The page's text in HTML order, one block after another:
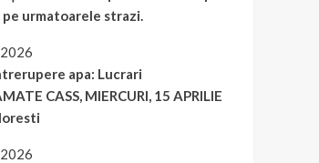
urmatoarele strazi.
apa: Lucrari
CASS, MIERCURI, 15 APRILIE